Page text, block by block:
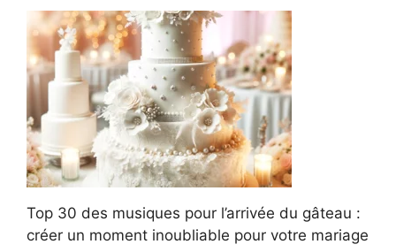
Top 30 des musiques pour l’arrivée du gâteau :
créer un moment inoubliable pour votre mariage